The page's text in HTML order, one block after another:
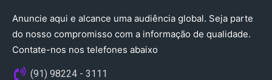
Anuncie aqui e alcance uma audiência global. Seja parte
do nosso compromisso com a informação de qualidade.
Contate-nos nos telefones abaixo
(91) 98224 - 3111